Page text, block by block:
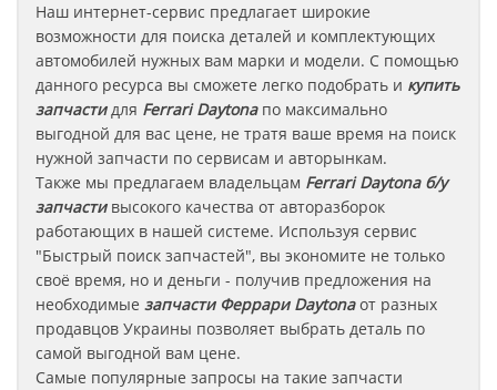
Наш интернет-сервис предлагает широкие
возможности для поиска деталей и комплектующих
автомобилей нужных вам марки и модели. С помощью
данного ресурса вы сможете легко подобрать и купить
запчастидля Ferrari Daytonaпо максимально
выгодной для вас цене, не тратя ваше время на поиск
нужной запчасти по сервисам и авторынкам.
Также мы предлагаем владельцам Ferrari Daytonaб/у
запчастивысокого качества от авторазборок
работающих в нашей системе. Используя сервис
"Быстрый поиск запчастей", вы экономите не только
своё время, но и деньги - получив предложения на
необходимые запчастиФеррари Daytonaот разных
продавцов Украины позволяет выбрать деталь по
самой выгодной вам цене.
Самые популярные запросы на такие запчасти